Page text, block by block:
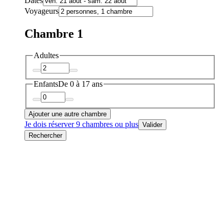
Voyageurs
Chambre 1
Adultes
EnfantsDe 0 à 17 ans
Ajouter une autre chambre
Je dois réserver 9 chambres ou plus Valider
Rechercher